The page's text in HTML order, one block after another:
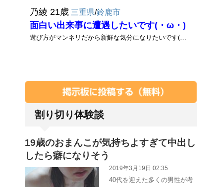
乃綾 21歳 三重県/鈴鹿市
面白い出来事に遭遇したいです(・ω・)
遊び方がマンネリだから新鮮な気分になりたいです(・ω・)
割り切り体験談
19歳のおまんこが気持ちよすぎて中出し
したら癖になりそう
2019年3月19日 02:35
40代を迎えた多くの男性が考